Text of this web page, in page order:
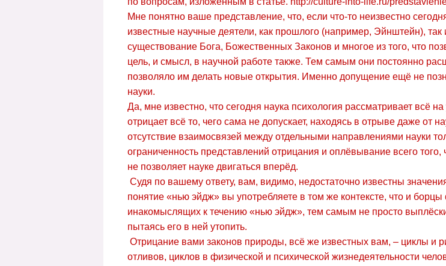
Мне понятно ваше представление, что, если что-то неизвестно
известные научные деятели, как прошлого (например, Эйнштейн),
существование Бога, Божественных Законов и многое из того, что
цель, и смысл, в научной работе также. Тем самым они постоянно
позволяло им делать новые открытия. Именно допущение ещё не
науки.
Да, мне известно, что сегодня наука психология рассматривает всё
отрицает всё то, чего сама не допускает, находясь в отрыве даже
отсутствие взаимосвязей между отдельными направлениями науки
ограниченность представлений отрицания и оплёвывание всего
не позволяет науке двигаться вперёд.
Судя по вашему ответу, вам, видимо, недостаточно известны
понятие «нью эйдж» вы употребляете в том же контексте, что и
инакомыслящих к течению «нью эйдж», тем самым не просто
пытаясь его в ней утопить.
Отрицание вами законов природы, всё же известных вам, – циклы и
отливов, циклов в физической и психической жизнедеятельности